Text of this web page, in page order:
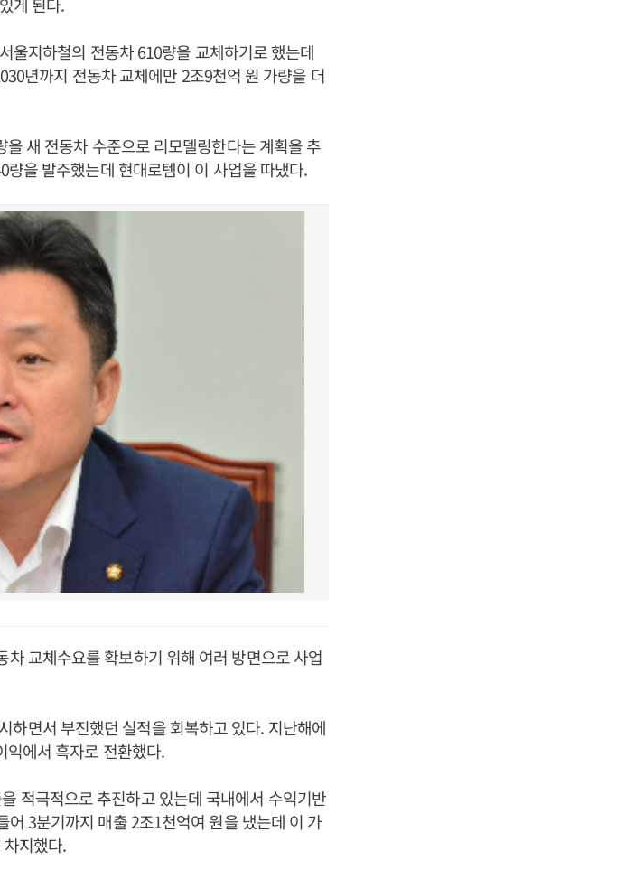
울지하철의 전동차 610량을 교체하기로 했는데
년까지 전동차 교체에만 2조9천억 원 가량을 더
새 전동차 수준으로 리모델링한다는 계획을 추
을 발주했는데 현대로템이 이 사업을 따냈다.
교체수요를 확보하기 위해 여러 방면으로 사업
하면서 부진했던 실적을 회복하고 있다. 지난해에
에서 흑자로 전환했다.
적극적으로 추진하고 있는데 국내에서 수익기반
3분기까지 매출 2조1천억여 원을 냈는데 이 가
지했다.